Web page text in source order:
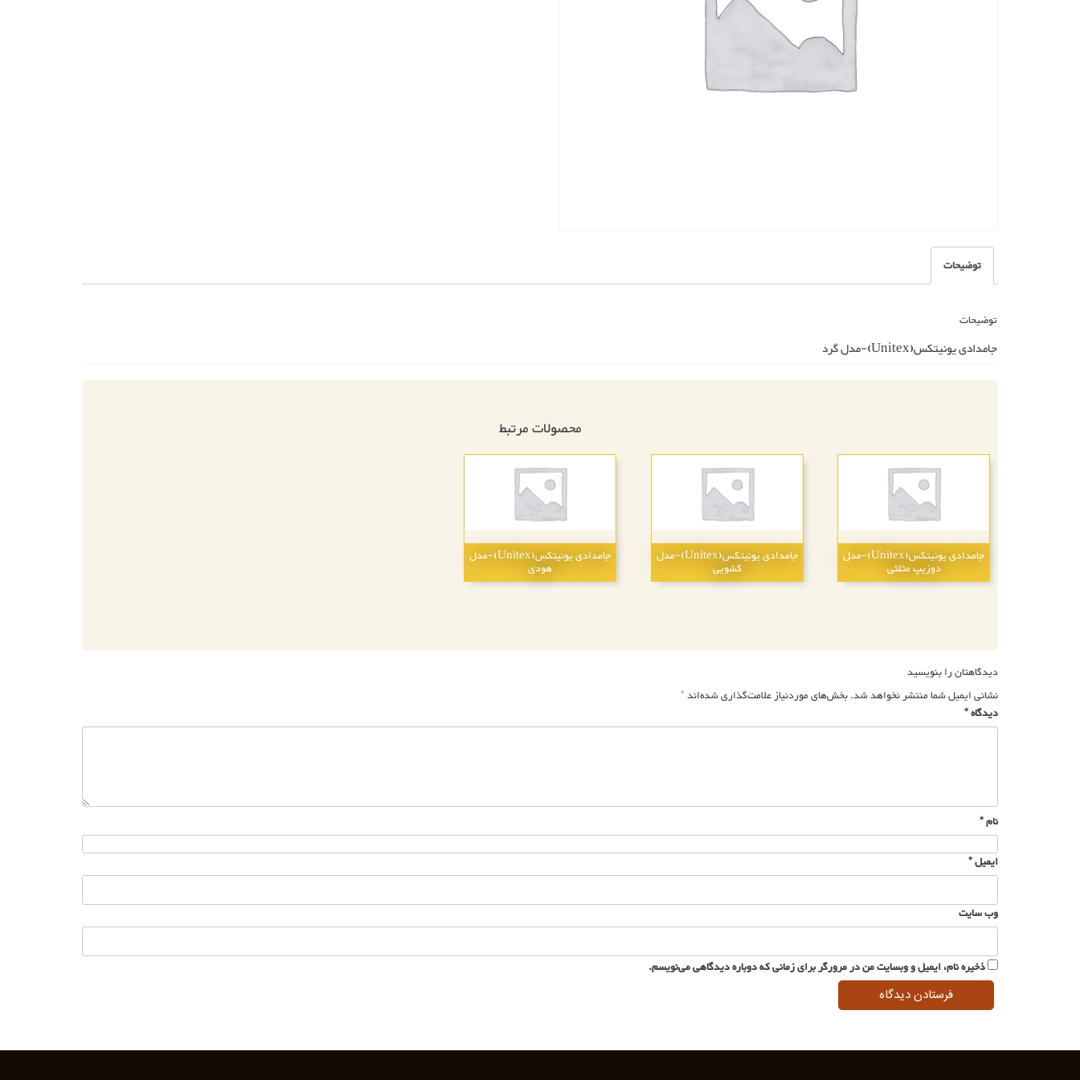
توضیحات
توضیحات
جامدادی یونیتکس(Unitex)-مدل گرد
محصولات مرتبط
جامدادی یونیتکس(Unitex)-مدل
دوزیپ مثلثی
جامدادی یونیتکس(Unitex)-مدل
کشویی
جامدادی یونیتکس(Unitex)-مدل
هودی
راهبری
نوشته
دیدگاهتان را بنویسید
نشانی ایمیل شما منتشر نخواهد شد.بخش‌های موردنیاز علامت‌گذاری شده‌اند*
دیدگاه*
نام*
ایمیل*
وب‌ سایت
ذخیره نام، ایمیل و وبسایت من در مرورگر برای زمانی که دوباره دیدگاهی می‌نویسم.